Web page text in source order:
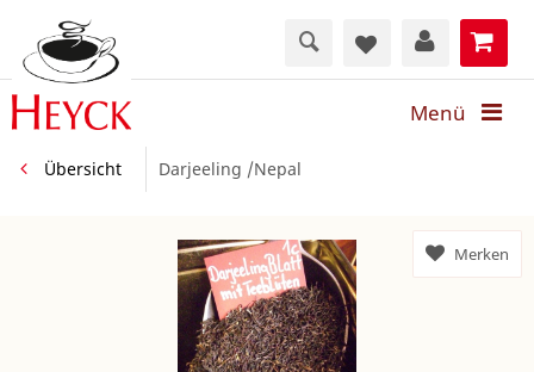
Menü
Übersicht Darjeeling /Nepal
Merken